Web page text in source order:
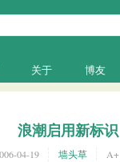
关于 博友
浪潮启用新标识
04-19 墙头草 A+